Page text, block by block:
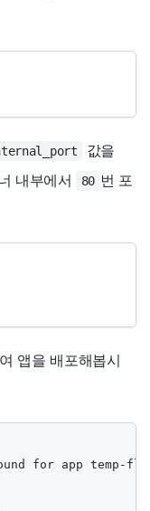
값을
내부에서 80 번 포
앱을 배포해봅시
for app temp-